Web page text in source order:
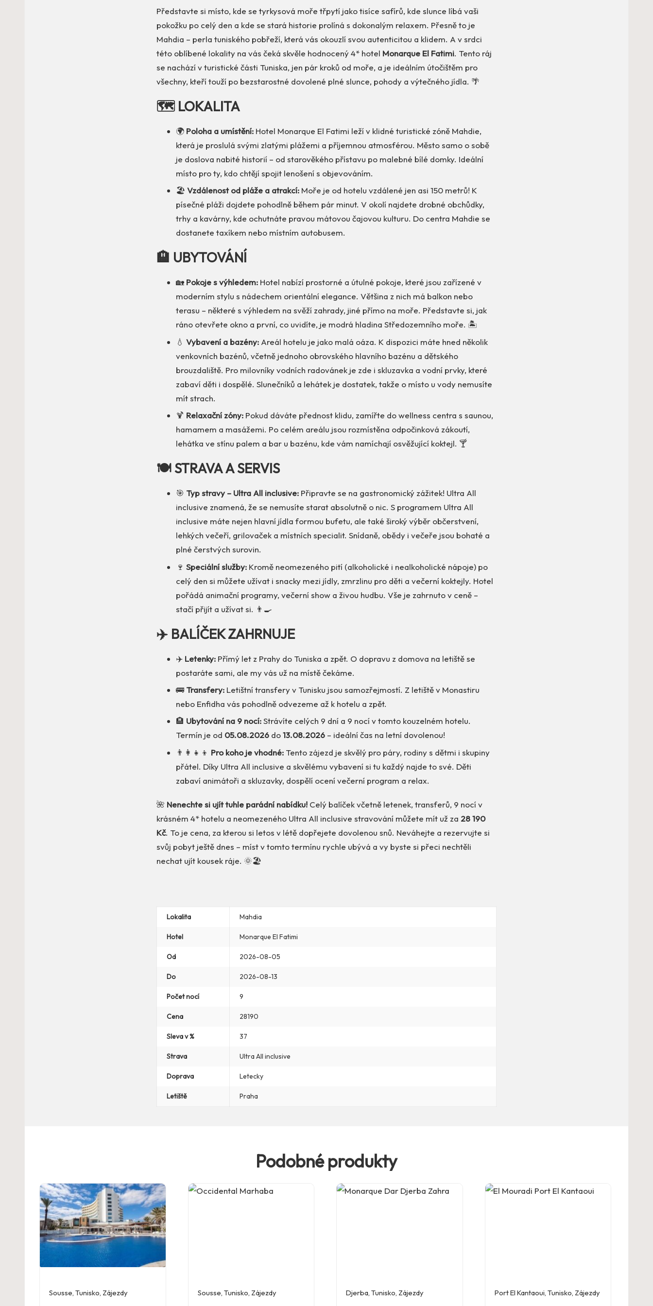
Představte si místo, kde se tyrkysová moře třpytí jako tisíce safírů, kde slunce líbá vaši
pokožku po celý den a kde se stará historie prolíná s dokonalým relaxem. Přesně to je
Mahdia – perla tuniského pobřeží, která vás okouzlí svou autenticitou a klidem. A v srdci
této oblíbené lokality na vás čeká skvěle hodnocený 4* hotel Monarque El Fatimi. Tento ráj
se nachází v turistické části Tuniska, jen pár kroků od moře, a je ideálním útočištěm pro
všechny, kteří touží po bezstarostné dovolené plné slunce, pohody a výtečného jídla. 🌴
🗺️ LOKALITA
🌍 Poloha a umístění: Hotel Monarque El Fatimi leží v klidné turistické zóně Mahdie,
která je proslulá svými zlatými plážemi a příjemnou atmosférou. Město samo o sobě
je doslova nabité historií – od starověkého přístavu po malebné bílé domky. Ideální
místo pro ty, kdo chtějí spojit lenošení s objevováním.
🏖️ Vzdálenost od pláže a atrakcí: Moře je od hotelu vzdálené jen asi 150 metrů! K
písečné pláži dojdete pohodlně během pár minut. V okolí najdete drobné obchůdky,
trhy a kavárny, kde ochutnáte pravou mátovou čajovou kulturu. Do centra Mahdie se
dostanete taxíkem nebo místním autobusem.
🏨 UBYTOVÁNÍ
🏡 Pokoje s výhledem: Hotel nabízí prostorné a útulné pokoje, které jsou zařízené v
moderním stylu s nádechem orientální elegance. Většina z nich má balkon nebo
terasu – některé s výhledem na svěží zahrady, jiné přímo na moře. Představte si, jak
ráno otevřete okno a první, co uvidíte, je modrá hladina Středozemního moře. 🏝️
💧 Vybavení a bazény: Areál hotelu je jako malá oáza. K dispozici máte hned několik
venkovních bazénů, včetně jednoho obrovského hlavního bazénu a dětského
brouzdaliště. Pro milovníky vodních radovánek je zde i skluzavka a vodní prvky, které
zabaví děti i dospělé. Slunečníků a lehátek je dostatek, takže o místo u vody nemusíte
mít strach.
🍹 Relaxační zóny: Pokud dáváte přednost klidu, zamířte do wellness centra s saunou,
hamamem a masážemi. Po celém areálu jsou rozmístěna odpočinková zákoutí,
lehátka ve stínu palem a bar u bazénu, kde vám namíchají osvěžující koktejl. 🍸
🍽️ STRAVA A SERVIS
🎯 Typ stravy – Ultra All inclusive: Připravte se na gastronomický zážitek! Ultra All
inclusive znamená, že se nemusíte starat absolutně o nic. S programem Ultra All
inclusive máte nejen hlavní jídla formou bufetu, ale také široký výběr občerstvení,
lehkých večeří, grilovaček a místních specialit. Snídaně, obědy i večeře jsou bohaté a
plné čerstvých surovin.
🍷 Speciální služby: Kromě neomezeného pití (alkoholické i nealkoholické nápoje) po
celý den si můžete užívat i snacky mezi jídly, zmrzlinu pro děti a večerní koktejly. Hotel
pořádá animační programy, večerní show a živou hudbu. Vše je zahrnuto v ceně –
stačí přijít a užívat si. 👨‍🍳
✈️ BALÍČEK ZAHRNUJE
✈️ Letenky: Přímý let z Prahy do Tuniska a zpět. O dopravu z domova na letiště se
postaráte sami, ale my vás už na místě čekáme.
🚌 Transfery: Letištní transfery v Tunisku jsou samozřejmostí. Z letiště v Monastiru
nebo Enfidha vás pohodlně odvezeme až k hotelu a zpět.
🏨 Ubytování na 9 nocí:Strávíte celých 9 dní a 9 nocí v tomto kouzelném hotelu.
Termín je od 05.08.2026 do13.08.2026 – ideální čas na letní dovolenou!
👨‍👩‍👧‍👦 Pro koho je vhodné: Tento zájezd je skvělý pro páry, rodiny s dětmi i skupiny
přátel. Díky Ultra All inclusive a skvělému vybavení si tu každý najde to své. Děti
zabaví animátoři a skluzavky, dospělí ocení večerní program a relax.
🌺 Nenechte si ujít tuhle parádní nabídku! Celý balíček včetně letenek, transferů, 9 nocí v
krásném 4* hotelu a neomezeného Ultra All inclusive stravování můžete mít už za 28 190
Kč. To je cena, za kterou si letos v létě dopřejete dovolenou snů. Neváhejte a rezervujte si
svůj pobyt ještě dnes – míst v tomto termínu rychle ubývá a vy byste si přeci nechtěli
nechat ujít kousek ráje. 🌞🏖️
Lokalita Mahdia
Hotel Monarque El Fatimi
Od 2026-08-05
Do 2026-08-13
Počet nocí 9
Cena 28190
Sleva v % 37
Strava Ultra All inclusive
Doprava Letecky
Letiště Praha
Podobné produkty
Sousse, Tunisko, Zájezdy Sousse, Tunisko, Zájezdy Djerba,Tunisko, Zájezdy Port El Kantaoui, Tunisko, Zájezdy